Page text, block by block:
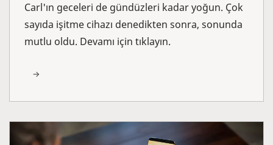
Carl'ın geceleri de gündüzleri kadar yoğun. Çok
sayıda işitme cihazı denedikten sonra, sonunda
mutlu oldu. Devamı için tıklayın.